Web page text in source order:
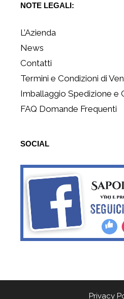
NOTE LEGALI:
L’Azienda
News
Contatti
Termini e Condizioni di
Imballaggio Spedizione e
FAQ Domande Frequenti
SOCIAL
Privacy